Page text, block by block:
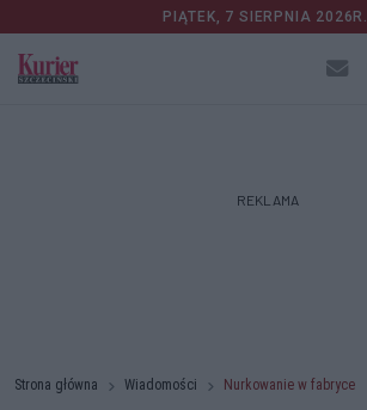
PIĄTEK, 7 SIERPNIA 2026R.
REKLAMA
Strona główna Wiadomości Nurkowanie w fabryce